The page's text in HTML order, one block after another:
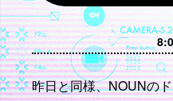
昨日と同様、NOUNの